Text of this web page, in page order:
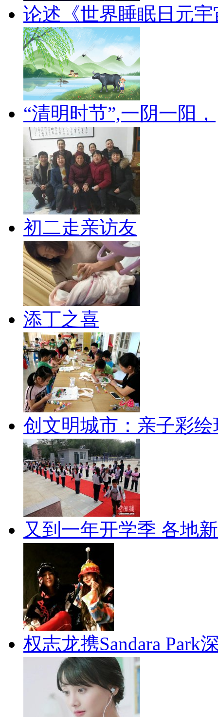
论述《世界睡眠日元宇
“清明时节”,一阴一阳，
初二走亲访友
添丁之喜
创文明城市：亲子彩绘
又到一年开学季 各地
权志龙携Sandara Park